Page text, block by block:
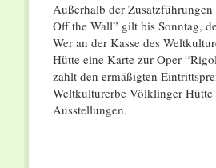
Außerhalb der
Off the Wall” gilt bis Sonntag,
Wer an der Kasse des
Hütte eine Karte zur Oper
zahlt den ermäßigten
Weltkulturerbe Völklinger Hütte
Ausstellungen.